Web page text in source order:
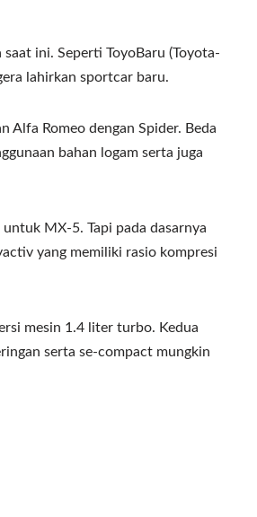
ini. Seperti ToyoBaru (Toyota-
lahirkan sportcar baru.
Alfa Romeo dengan Spider. Beda
bahan logam serta juga
MX-5. Tapi pada dasarnya
yang memiliki rasio kompresi
mesin 1.4 liter turbo. Kedua
serta se-compact mungkin